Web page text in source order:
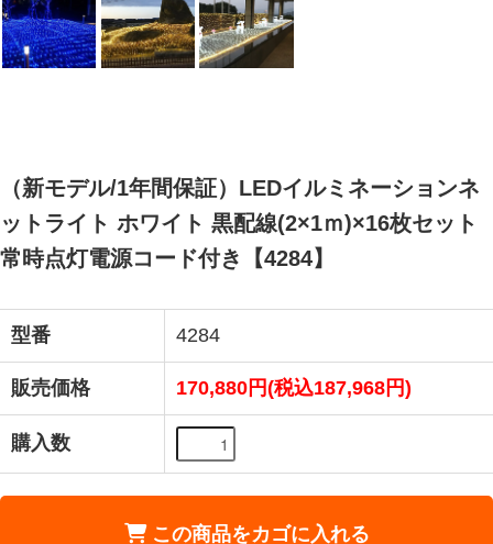
（新モデル/1年間保証）LEDイルミネーションネ
ットライト ホワイト 黒配線(2×1ｍ)×16枚セット
常時点灯電源コード付き【4284】
型番 4284
販売価格 170,880円(税込187,968円)
購入数